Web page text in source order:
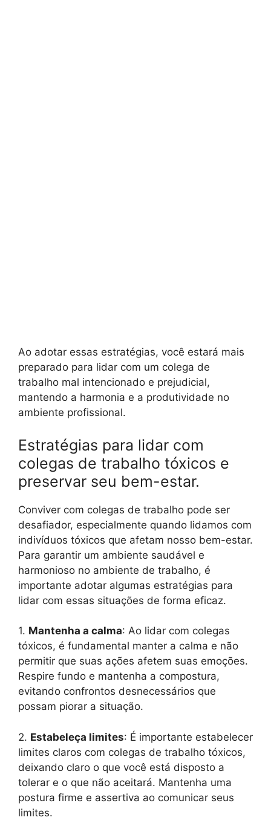
Ao adotar essas estratégias, você estará mais
preparado para lidar com um colega de
trabalho mal intencionado e prejudicial,
mantendo a harmonia e a produtividade no
ambiente profissional.
Estratégias para lidar com
colegas de trabalho tóxicos e
preservar seu bem-estar.
Conviver com colegas de trabalho pode ser
desafiador, especialmente quando lidamos com
indivíduos tóxicos que afetam nosso bem-estar.
Para garantir um ambiente saudável e
harmonioso no ambiente de trabalho, é
importante adotar algumas estratégias para
lidar com essas situações de forma eficaz.
1. Mantenha a calma: Ao lidar com colegas
tóxicos, é fundamental manter a calma e não
permitir que suas ações afetem suas emoções.
Respire fundo e mantenha a compostura,
evitando confrontos desnecessários que
possam piorar a situação.
2. Estabeleça limites: É importante estabelecer
limites claros com colegas de trabalho tóxicos,
deixando claro o que você está disposto a
tolerar e o que não aceitará. Mantenha uma
postura firme e assertiva ao comunicar seus
limites.